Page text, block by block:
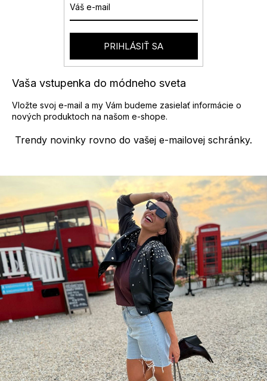
e
p
r
v
k
v
p
i
u
Trendy novinky rovno do vašej e-mailovej schránky.
Vaša vstupenka do módneho sveta
Vložte svoj e-mail a my Vám budeme zasielať informácie o
nových produktoch na našom e-shope.
PRIHLÁSIŤ SA